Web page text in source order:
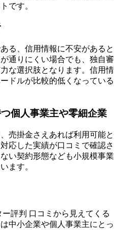
です。
る、信用情報に不安があると
通りにくい場合でも、独自審
な選択肢となります。信用情
ドルが比較的低くなっている
個人事業主や零細企業
売掛金さえあれば利用可能と
応した実績が口コミで確認さ
い契約形態なども小規模事業
ます。
評判 口コミから見えてくる
中小企業や個人事業主にとっ